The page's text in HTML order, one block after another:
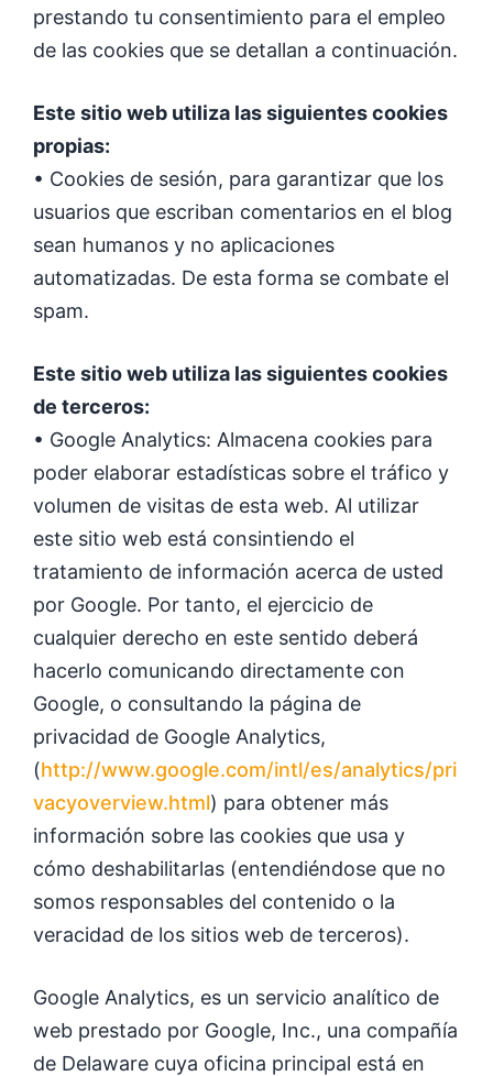
prestando tu consentimiento para el empleo
de las cookies que se detallan a continuación.
Este sitio web utiliza las siguientes cookies
propias:
• Cookies de sesión, para garantizar que los
usuarios que escriban comentarios en el blog
sean humanos y no aplicaciones
automatizadas. De esta forma se combate el
spam.
Este sitio web utiliza las siguientes cookies
de terceros:
• Google Analytics: Almacena cookies para
poder elaborar estadísticas sobre el tráfico y
volumen de visitas de esta web. Al utilizar
este sitio web está consintiendo el
tratamiento de información acerca de usted
por Google. Por tanto, el ejercicio de
cualquier derecho en este sentido deberá
hacerlo comunicando directamente con
Google, o consultando la página de
privacidad de Google Analytics,
(http://www.google.com/intl/es/analytics/pri
vacyoverview.html) para obtener más
información sobre las cookies que usa y
cómo deshabilitarlas (entendiéndose que no
somos responsables del contenido o la
veracidad de los sitios web de terceros).
Google Analytics, es un servicio analítico de
web prestado por Google, Inc., una compañía
de Delaware cuya oficina principal está en